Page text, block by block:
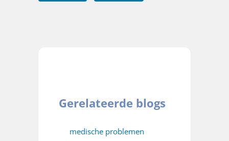
Gerelateerde blogs
medische problemen